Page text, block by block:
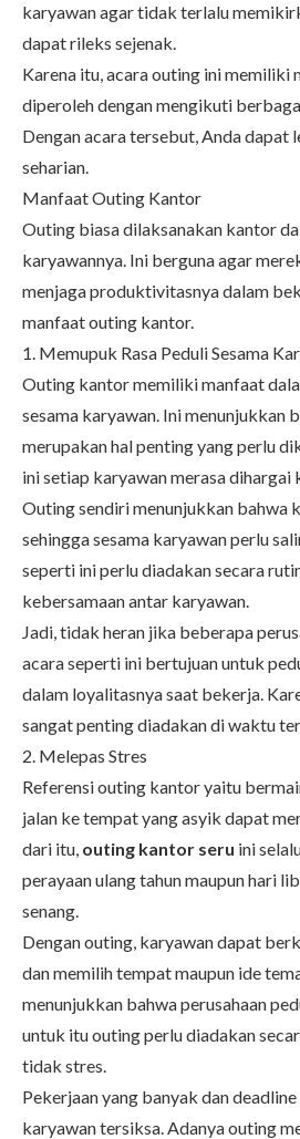
karyawan agar tidak terlalu
dapat rileks sejenak.
Karena itu, acara outing ini memiliki
diperoleh dengan mengikuti
Dengan acara tersebut, Anda dapat
seharian.
Manfaat Outing Kantor
Outing biasa dilaksanakan kantor
karyawannya. Ini berguna agar
menjaga produktivitasnya dalam
manfaat outing kantor.
1. Memupuk Rasa Peduli Sesama
Outing kantor memiliki manfaat
sesama karyawan. Ini menunjukkan
merupakan hal penting yang perlu
ini setiap karyawan merasa dihargai
Outing sendiri menunjukkan bahwa
sehingga sesama karyawan perlu
seperti ini perlu diadakan secara
kebersamaan antar karyawan.
Jadi, tidak heran jika beberapa
acara seperti ini bertujuan untuk
dalam loyalitasnya saat bekerja.
sangat penting diadakan di waktu
2. Melepas Stres
Referensi outing kantor yaitu
jalan ke tempat yang asyik dapat
dari itu, outing kantor seru ini
perayaan ulang tahun maupun hari
senang.
Dengan outing, karyawan dapat
dan memilih tempat maupun ide
menunjukkan bahwa perusahaan
untuk itu outing perlu diadakan
tidak stres.
Pekerjaan yang banyak dan
karyawan tersiksa. Adanya outing